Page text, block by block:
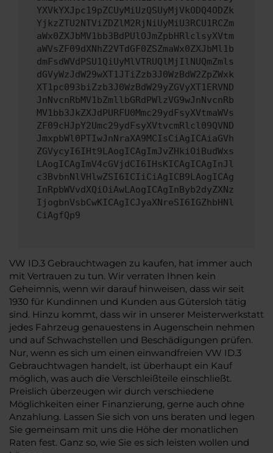
YXVkYXJpc19pZCUyMiUzQSUyMjVkODQ4ODZk
YjkzZTU2NTViZDZlM2RjNiUyMiU3RCU1RCZm
aWx0ZXJbMV1bb3BdPUlOJmZpbHRlclsyXVtm
aWVsZF09dXNhZ2VTdGF0ZSZmaWx0ZXJbMl1b
dmFsdWVdPSU1QiUyMlVTRUQlMjIlNUQmZmls
dGVyWzJdW29wXT1JTiZzb3J0WzBdW2ZpZWxk
XT1pc093biZzb3J0WzBdW29yZGVyXT1ERVND
JnNvcnRbMV1bZmllbGRdPWlzVG9wJnNvcnRb
MV1bb3JkZXJdPURFU0Mmc29ydFsyXVtmaWVs
ZF09cHJpY2Umc29ydFsyXVtvcmRlcl09QVND
JmxpbWl0PTIwJnNraXA9MCIsCiAgICAiaGVh
ZGVycyI6IHt9LAogICAgImJvZHkiOiBudWxs
LAogICAgImV4cGVjdCI6IHsKICAgICAgInJl
c3BvbnNlVHlwZSI6ICIiCiAgICB9LAogICAg
InRpbWVvdXQiOiAwLAogICAgInByb2dyZXNz
IjogbnVsbCwKICAgICJyaXNreSI6IGZhbHNl
CiAgfQp9
VW ID.3 Gebrauchtwagen zu kaufen, hat immer auch
mit Vertrauen zu tun. Wir verraten Ihnen kein
Geheimnis, wenn wir darauf hinweisen, dass wir seit
1930 für Kundinnen und Kunden aus Gütersloh tätig
sind. Hinzu kommt, dass wir in unserer Meisterwerkstatt
jedes Fahrzeug genauestens in Augenschein nehmen
und auf Schwachstellen und Beschädigungen prüfen.
Nur, wenn es sich um einen einwandfreien VW ID.3
Gebrauchtwagen handelt, ist überhaupt ein Kauf
möglich, was auch die Verschleißteile einschließt.
Preislich überzeugen wir durch verschiedene
Möglichkeiten einer Finanzierung, gerne auch ohne
Anzahlung. Lassen Sie sich von uns beraten und legen
Sie gemeinsam mit uns die Höhe der monatlichen
Raten fest. Ganz so, wie Sie es sich leisten wollen und